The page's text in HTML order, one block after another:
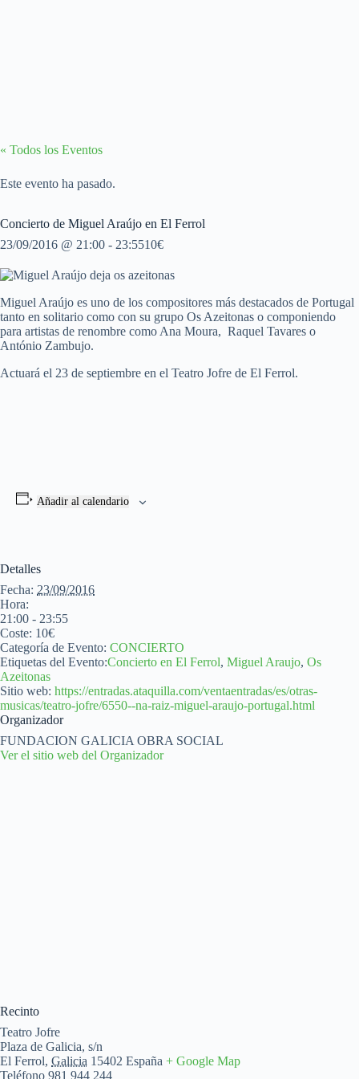
« Todos los Eventos
Este evento ha pasado.
Concierto de Miguel Araújo en El Ferrol
23/09/2016 @ 21:00 - 23:5510€
Miguel Araújo es uno de los compositores más destacados de Portugal
tanto en solitario como con su grupo Os Azeitonas o componiendo
para artistas de renombre como Ana Moura, Raquel Tavares o
António Zambujo.
Actuará el 23 de septiembre en el Teatro Jofre de El Ferrol.
Añadir al calendario
Detalles
Fecha: 23/09/2016
Hora:
21:00 - 23:55
Coste: 10€
Categoría de Evento: CONCIERTO
Etiquetas del Evento:Concierto en El Ferrol, Miguel Araujo, Os
Azeitonas
Sitio web: https://entradas.ataquilla.com/ventaentradas/es/otras-
musicas/teatro-jofre/6550--na-raiz-miguel-araujo-portugal.html
Organizador
FUNDACION GALICIA OBRA SOCIAL
Ver el sitio web del Organizador
Recinto
Teatro Jofre
Plaza de Galicia, s/n
El Ferrol, Galicia 15402 España + Google Map
Teléfono 981 944 244